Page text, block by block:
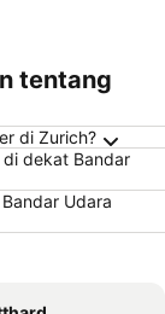
tentang
di Zurich?
dekat Bandar
Udara